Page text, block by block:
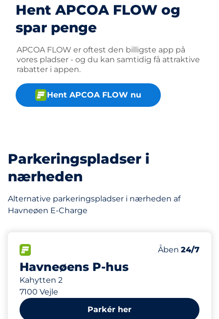
Hent APCOA FLOW og
spar penge
APCOA FLOW er oftest den billigste app på
vores pladser - og du kan samtidig få attraktive
rabatter i appen.
Hent APCOA FLOW nu
Parkeringspladser i
nærheden
Alternative parkeringspladser i nærheden af
Havneøen E-Charge
Havneøens P-hus
Kahytten 2
7100 Vejle
Antal
Antal pladser
298
Fredag
Åben 24/7
Parkér her